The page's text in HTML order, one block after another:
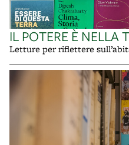
IL POTERE È NELLA
Letture per riflettere